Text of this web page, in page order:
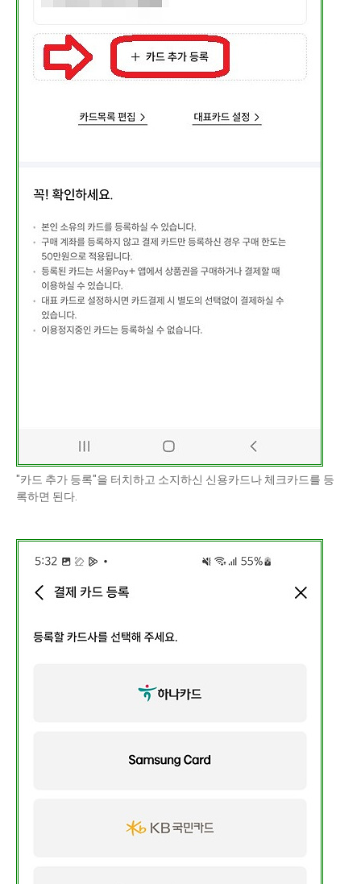
"카드 추가 등록"을 터치하고 소지하신 신용카드나 체크카드를 등
록하면 된다.